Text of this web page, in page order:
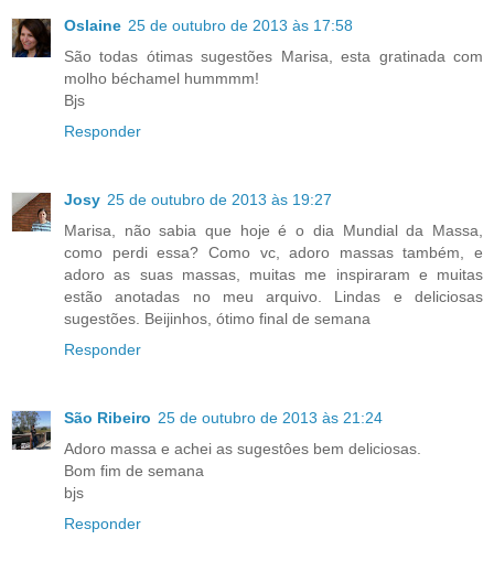
Oslaine 25 de outubro de 2013 às 17:58
São todas ótimas sugestões Marisa, esta gratinada com
molho béchamel hummmm!
Bjs
Responder
Josy 25 de outubro de 2013 às 19:27
Marisa, não sabia que hoje é o dia Mundial da Massa,
como perdi essa? Como vc, adoro massas também, e
adoro as suas massas, muitas me inspiraram e muitas
estão anotadas no meu arquivo. Lindas e deliciosas
sugestões. Beijinhos, ótimo final de semana
Responder
São Ribeiro 25 de outubro de 2013 às 21:24
Adoro massa e achei as sugestôes bem deliciosas.
Bom fim de semana
bjs
Responder